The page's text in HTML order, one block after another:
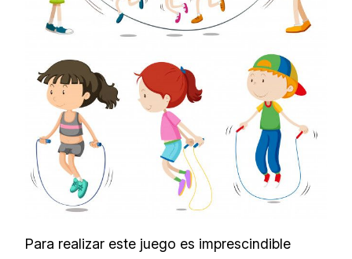
Para realizar este juego es imprescindible